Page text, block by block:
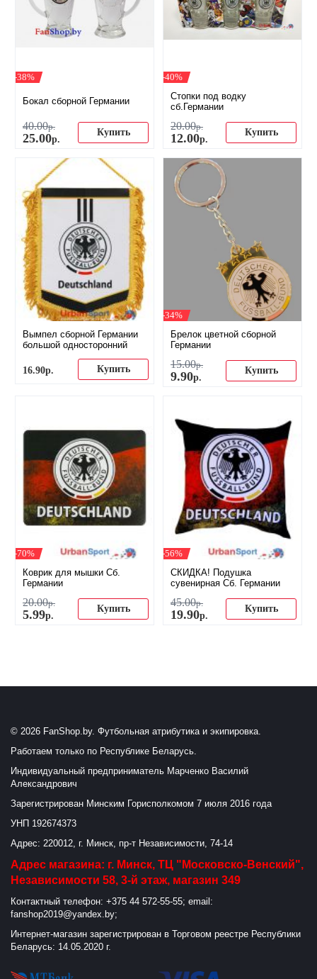
-38%
Бокал сборной Германии
40.00р.
25.00р.
Купить
-40%
Стопки под водку
сб.Германии
20.00р.
12.00р.
Купить
Вымпел сборной Германии
большой односторонний
16.90р. Купить
-34%
Брелок цветной сборной
Германии
15.00р.
9.90р.
Купить
-70%
Коврик для мышки Сб.
Германии
20.00р.
5.99р.
Купить
-56%
СКИДКА! Подушка
сувенирная Сб. Германии
45.00р.
19.90р.
Купить
© 2026 FanShop.by. Футбольная атрибутика и экипировка.
Работаем только по Республике Беларусь.
Индивидуальный предприниматель Марченко Василий
Александрович
Зарегистрирован Минским Горисполкомом 7 июля 2016 года
УНП 192674373
Адрес: 220012, г. Минск, пр-т Независимости, 74-14
Адрес магазина: г. Минск, ТЦ "Московско-Венский",
Независимости 58, 3-й этаж, магазин 349
Контактный телефон: +375 44 572-55-55; email:
fanshop2019@yandex.by;
Интернет-магазин зарегистрирован в Торговом реестре Республики
Беларусь: 14.05.2020 г.